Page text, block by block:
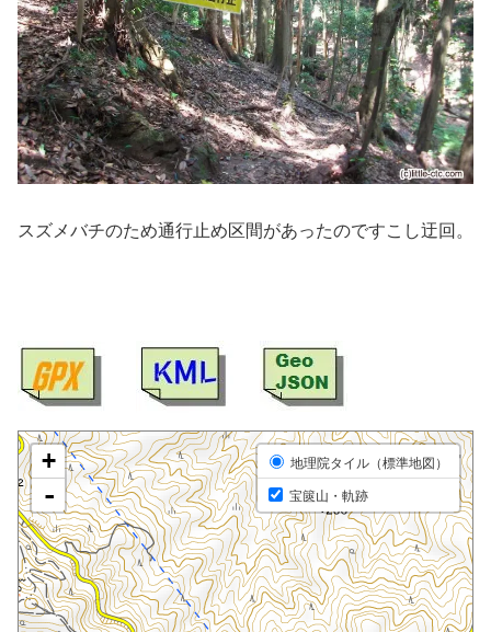
スズメバチのため通行止め区間があったのですこし迂回。